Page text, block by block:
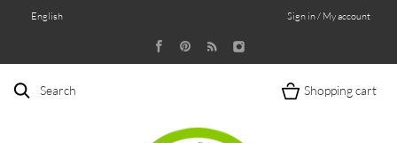
English Sign in / My account
Search Shopping cart